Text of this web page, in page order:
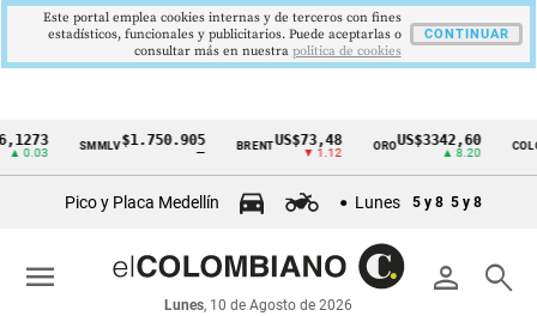
Cintillo
económicos
Colombia
SMMLV $1.750.905 BRENT US$73,48
▼ 1.12
ORO US$3342,60 COLCAP
Pico y Placa Medellín Lunes 5 y 8 5 y 8
person search
Lunes, 10 de Agosto de 2026
menu
Este portal emplea cookies internas y de terceros con fines
estadísticos, funcionales y publicitarios. Puede aceptarlas o
consultar más en nuestra politica de cookies
CONTINUAR